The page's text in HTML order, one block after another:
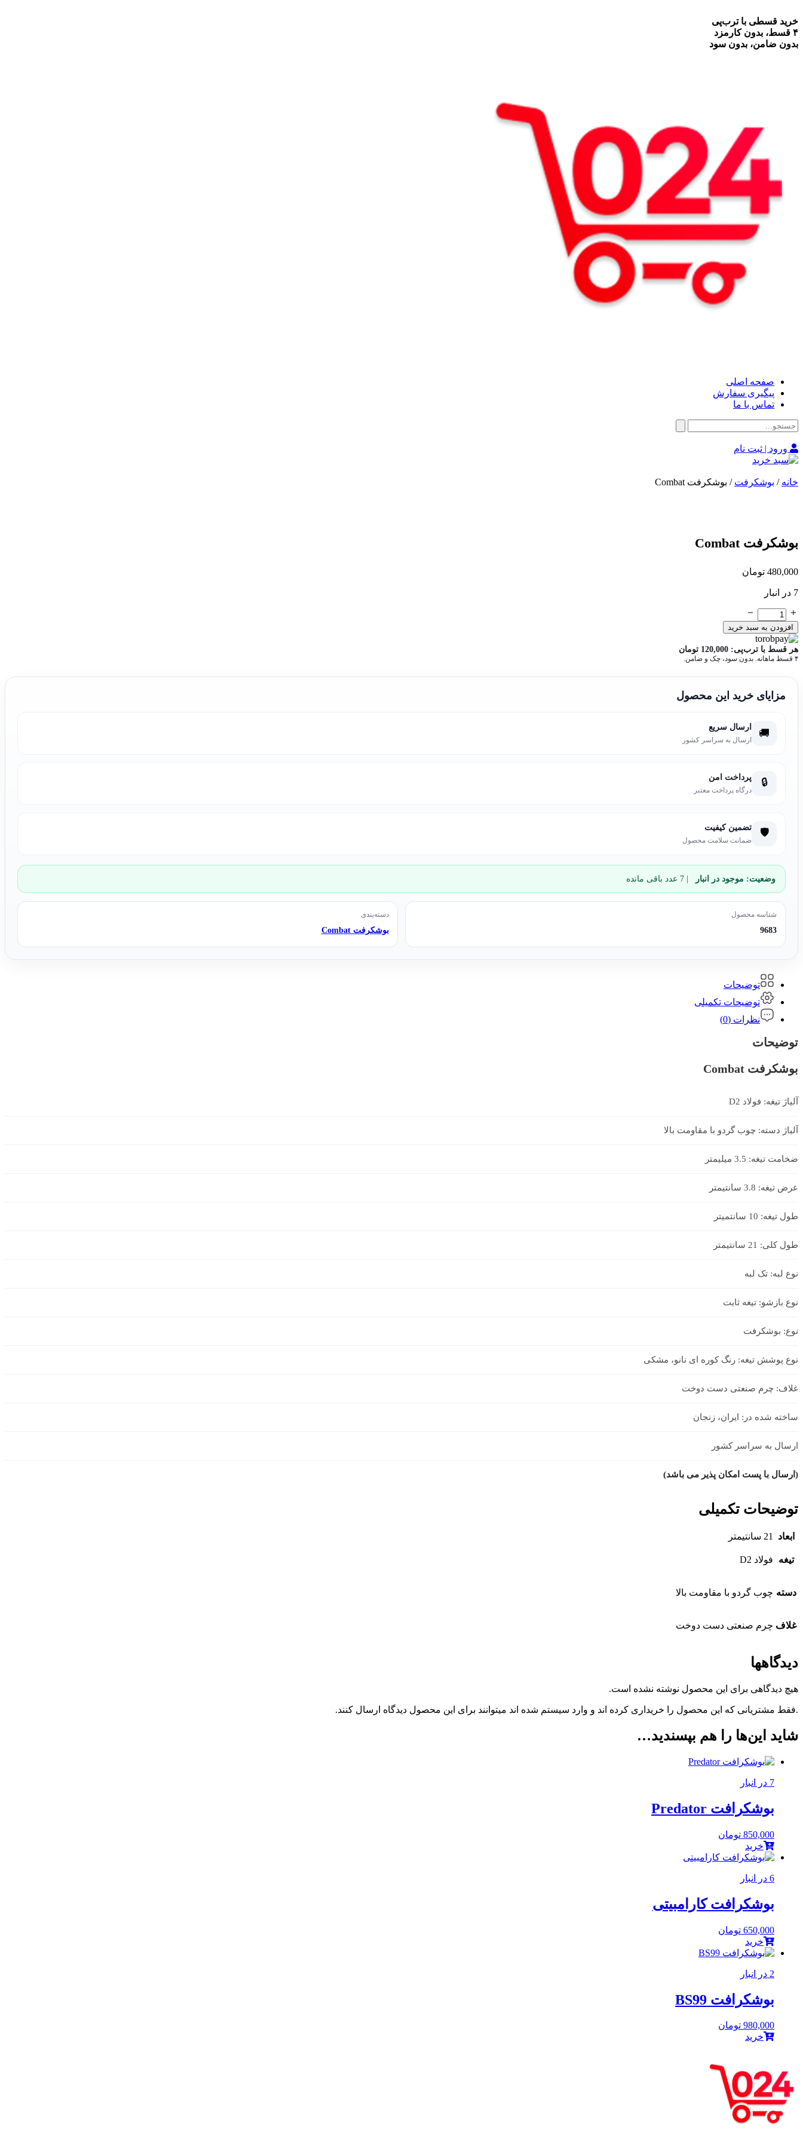
خرید قسطی با ترب‌پی
۴ قسط، بدون کارمزد
بدون ضامن، بدون سود
صفحه اصلی
پیگیری سفارش
تماس با ما
ورود | ثبت نام
خانه / بوشکرفت / بوشکرفت Combat
بوشکرفت Combat
480,000 تومان
7 در انبار
بوشکرفت
Combat
عدد
افزودن به سبد خرید
هر قسط با ترب‌پی: 120,000 تومان
۴ قسط ماهانه. بدون سود، چک و ضامن.
مزایای خرید این محصول
🚚 ارسال سریع
ارسال به سراسر کشور
🔒 پرداخت امن
درگاه پرداخت معتبر
🛡️ تضمین کیفیت
ضمانت سلامت محصول
وضعیت: موجود در انبار
شناسه محصول
9683
دسته‌بندی
بوشکرفت Combat
توضیحات
توضیحات تکمیلی
نظرات (0)
توضیحات
بوشکرفت Combat
آلیاژ تیغه: فولاد D2
آلیاژ دسته: چوب گردو با مقاومت بالا
ضخامت تیغه: 3.5 میلیمتر
عرض تیغه: 3.8 سانتیمتر
طول تیغه: 10 سانتمیتر
طول کلی: 21 سانتیمتر
نوع لبه: تک لبه
نوع بازشو: تیغه ثابت
نوع: بوشکرفت
نوع پوشش تیغه: رنگ کوره ای نانو، مشکی
غلاف: چرم صنعتی دست دوخت
ساخته شده در: ایران، زنجان
ارسال به سراسر کشور
(ارسال با پست امکان پذیر می باشد)
توضیحات تکمیلی
ابعاد 21 سانتیمتر
تیغه فولاد D2
دسته چوب گردو با مقاومت بالا
غلاف چرم صنعتی دست دوخت
دیدگاهها
هیچ دیدگاهی برای این محصول نوشته نشده است.
.فقط مشتریانی که این محصول را خریداری کرده اند و وارد سیستم شده اند میتوانند برای این محصول دیدگاه ارسال کنند.
شاید این‌ها را هم بپسندید…
7 در انبار
بوشکرافت Predator
850,000 تومان
خرید
6 در انبار
بوشکرافت کارامبیتی
650,000 تومان
خرید
2 در انبار
بوشکرافت BS99
980,000 تومان
خرید